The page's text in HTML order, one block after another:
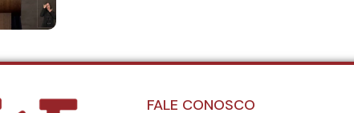
FALE CONOSCO